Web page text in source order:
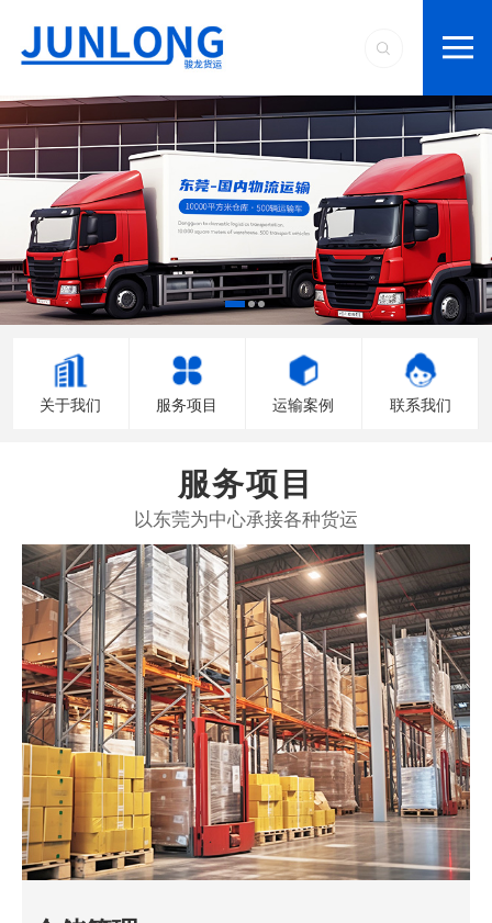
关于我们 服务项目 运输案例 联系我们
服务项目
以东莞为中心承接各种货运